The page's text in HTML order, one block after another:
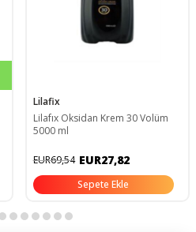
Lilafix
Lilafıx Oksidan Krem 30 Volüm
5000 ml
EUR69,54 EUR27,82
Sepete Ekle